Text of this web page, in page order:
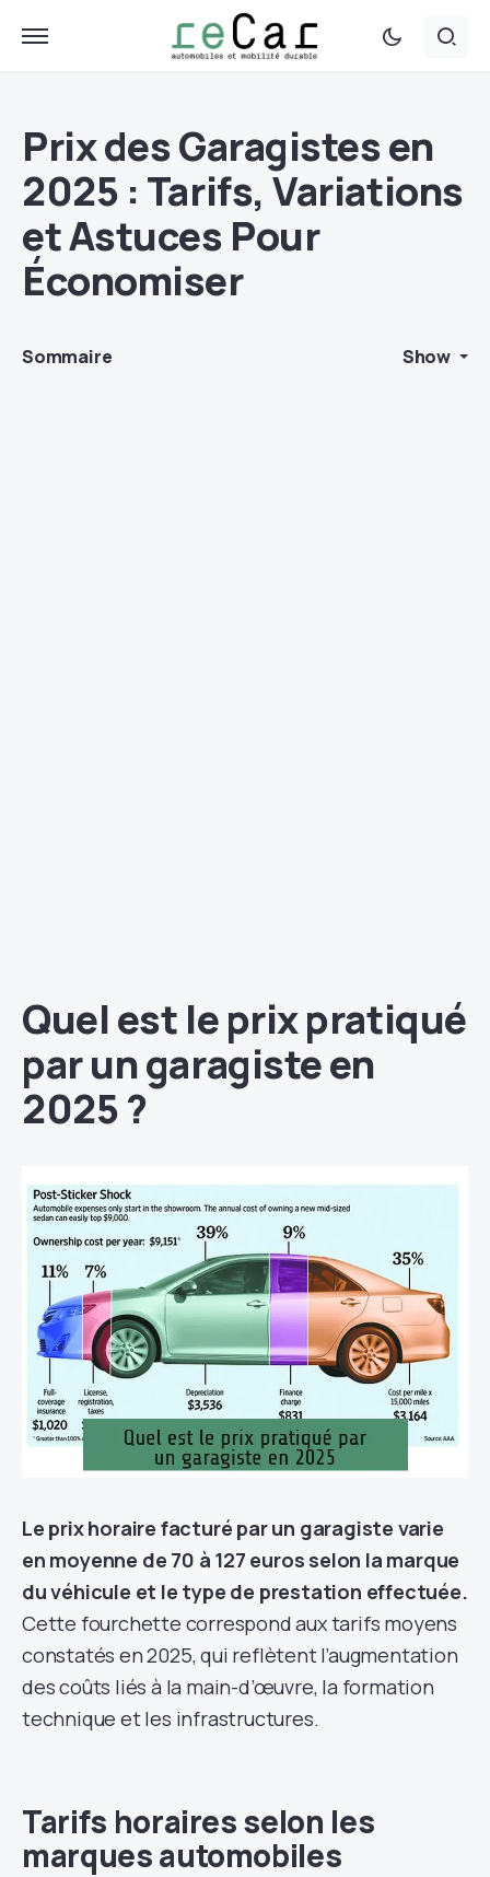
Prix des Garagistes en
2025 : Tarifs, Variations
et Astuces Pour
Économiser
Sommaire Show
Quel est le prix pratiqué
par un garagiste en
2025 ?
Le prix horaire facturé par un garagiste varie
en moyenne de 70 à 127 euros selon la marque
du véhicule et le type de prestation effectuée.
Cette fourchette correspond aux tarifs moyens
constatés en 2025, qui reflètent l’augmentation
des coûts liés à la main-d’œuvre, la formation
technique et les infrastructures.
Tarifs horaires selon les
marques automobiles